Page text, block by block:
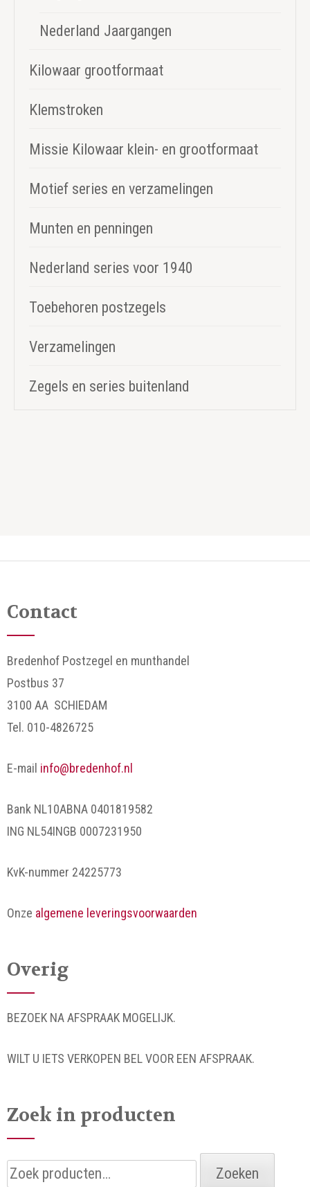
Nederland Jaargangen
Kilowaar grootformaat
Klemstroken
Missie Kilowaar klein- en grootformaat
Motief series en verzamelingen
Munten en penningen
Nederland series voor 1940
Toebehoren postzegels
Verzamelingen
Zegels en series buitenland
Contact
Bredenhof Postzegel en munthandel
Postbus 37
3100 AA SCHIEDAM
Tel. 010-4826725
E-mail info@bredenhof.nl
Bank NL10ABNA 0401819582
ING NL54INGB 0007231950
KvK-nummer 24225773
Onze algemene leveringsvoorwaarden
Overig
BEZOEK NA AFSPRAAK MOGELIJK.
WILT U IETS VERKOPEN BEL VOOR EEN AFSPRAAK.
Zoek in producten
Zoeken
Zoeken